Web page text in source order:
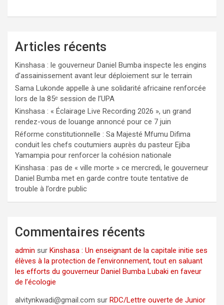
Articles récents
Kinshasa : le gouverneur Daniel Bumba inspecte les engins
d’assainissement avant leur déploiement sur le terrain
Sama Lukonde appelle à une solidarité africaine renforcée
lors de la 85ᵉ session de l’UPA
Kinshasa : « Éclairage Live Recording 2026 », un grand
rendez-vous de louange annoncé pour ce 7 juin
Réforme constitutionnelle : Sa Majesté Mfumu Difima
conduit les chefs coutumiers auprès du pasteur Ejiba
Yamampia pour renforcer la cohésion nationale
Kinshasa : pas de « ville morte » ce mercredi, le gouverneur
Daniel Bumba met en garde contre toute tentative de
trouble à l’ordre public
Commentaires récents
admin sur Kinshasa : Un enseignant de la capitale initie ses
élèves à la protection de l’environnement, tout en saluant
les efforts du gouverneur Daniel Bumba Lubaki en faveur
de l’écologie
alvitynkwadi@gmail.com sur RDC/Lettre ouverte de Junior